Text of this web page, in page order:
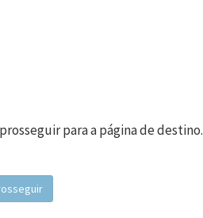
para a página de destino.